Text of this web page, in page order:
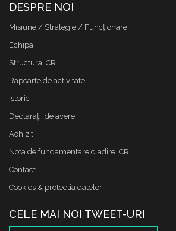
DESPRE NOI
Misiune / Strategie / Funcţionare
Echipa
Structura ICR
Rapoarte de activitate
Istoric
Declaraţii de avere
Achizitii
Nota de fundamentare cladire ICR
Contact
Cookies & protectia datelor
CELE MAI NOI TWEET-URI